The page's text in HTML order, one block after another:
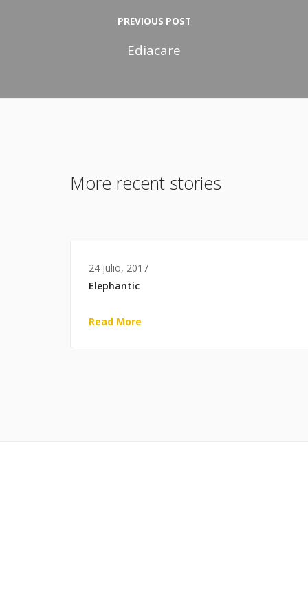
PREVIOUS POST
Ediacare
More recent stories
24 julio, 2017
Elephantic
Read More